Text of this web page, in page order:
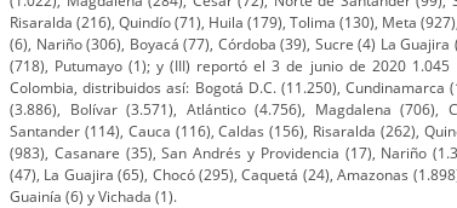
Risaralda (216), Quindío (71), Huila (179), Tolima (130), Meta
(6), Nariño (306), Boyacá (77), Córdoba (39), Sucre (4) La
(718), Putumayo (1); y (III) reportó el 3 de junio de 2020
Colombia, distribuidos así: Bogotá D.C. (11.250), Cundinamarca
(3.886), Bolívar (3.571), Atlántico (4.756), Magdalena (706),
Santander (114), Cauca (116), Caldas (156), Risaralda (262),
(983), Casanare (35), San Andrés y Providencia (17), Nariño
(47), La Guajira (65), Chocó (295), Caquetá (24), Amazonas
Guainía (6) y Vichada (1).